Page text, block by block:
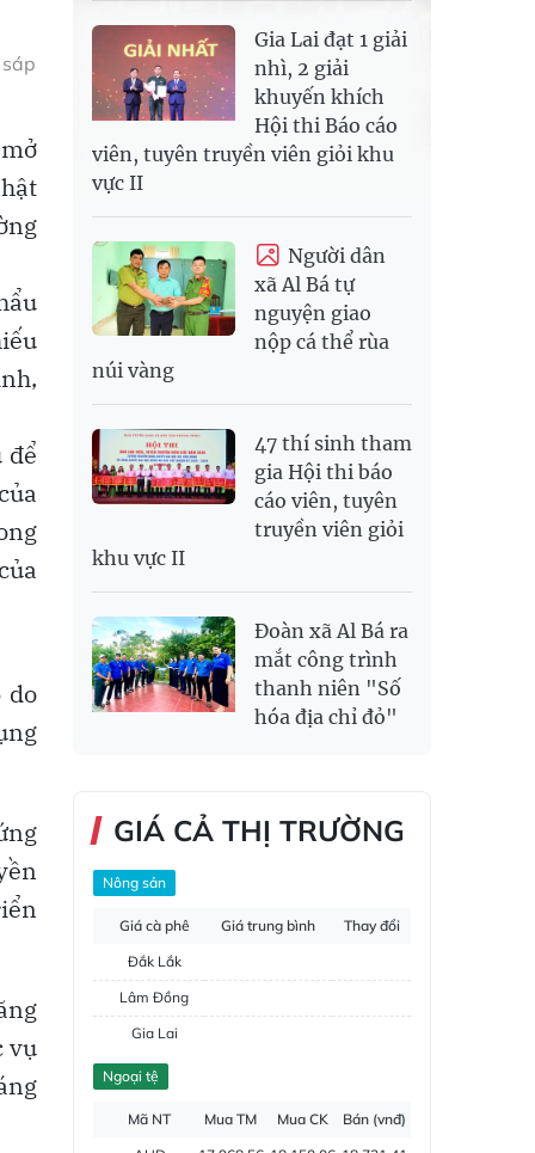
để
do
vụ
Gia Lai đạt 1 giải
nhì, 2 giải
khuyến khích
Hội thi Báo cáo
viên, tuyên truyền viên giỏi khu
vực II
Người dân
xã Al Bá tự
nguyện giao
nộp cá thể rùa
núi vàng
47 thí sinh tham
gia Hội thi báo
cáo viên, tuyên
truyền viên giỏi
khu vực II
Đoàn xã Al Bá ra
mắt công trình
thanh niên "Số
hóa địa chỉ đỏ"
GIÁ CẢ THỊ TRƯỜNG
Nông sản
Giá cà phê Giá trung bình
Thay đổi
Đắk Lắk
Lâm Đồng
Gia Lai
Đắk Nông
Ngoại tệ
Mã NT Mua TM Mua CK
Bán (vnđ)